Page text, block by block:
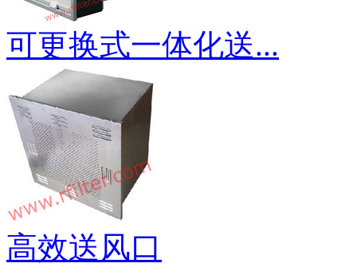
可更换式一体化送...
高效送风口